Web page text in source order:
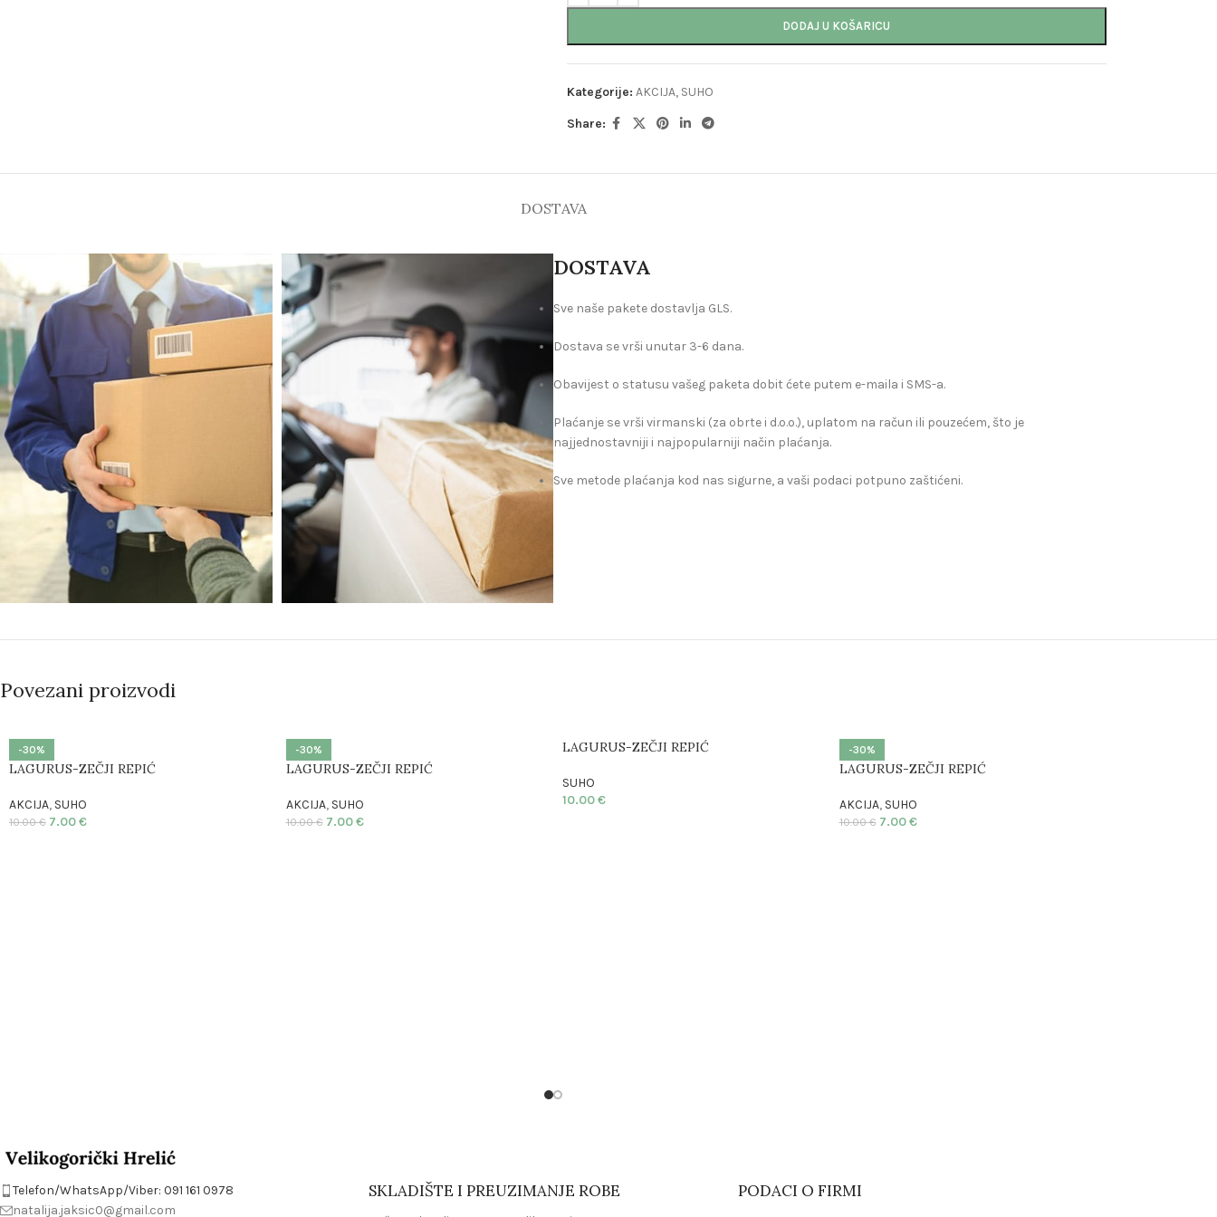
DODAJ U KOŠARICU
Kategorije: AKCIJA, SUHO
Share:
DOSTAVA
DOSTAVA
Sve naše pakete dostavlja GLS.
Dostava se vrši unutar 3-6 dana.
Obavijest o statusu vašeg paketa dobit ćete putem e-maila i SMS-a.
Plaćanje se vrši virmanski (za obrte i d.o.o.), uplatom na račun ili pouzećem, što je
najjednostavniji i najpopularniji način plaćanja.
Sve metode plaćanja kod nas sigurne, a vaši podaci potpuno zaštićeni.
Povezani proizvodi
-30%
LAGURUS-ZEČJI REPIĆ
AKCIJA, SUHO
10.00€ 7.00€
-30%
LAGURUS-ZEČJI REPIĆ
AKCIJA, SUHO
10.00€ 7.00€
LAGURUS-ZEČJI REPIĆ
SUHO
10.00€
-30%
LAGURUS-ZEČJI REPIĆ
AKCIJA, SUHO
10.00€ 7.00€
Telefon/WhatsApp/Viber: 091 161 0978
natalija.jaksic0@gmail.com
SKLADIŠTE I PREUZIMANJE ROBE PODACI O FIRMI